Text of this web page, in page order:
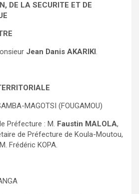
DE LA SECURITE ET DE
Jean Danis AKARIKI.
MAGOTSI (FOUGAMOU)
Préfecture : M. Faustin MALOLA,
de Préfecture de Koula-Moutou,
Frédéric KOPA.